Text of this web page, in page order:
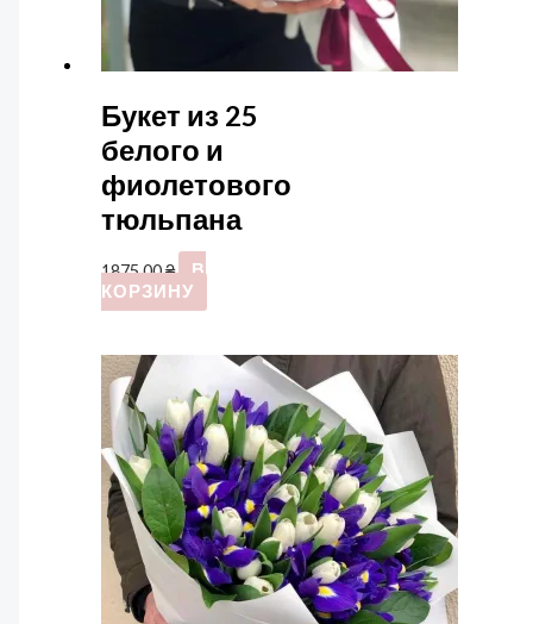
Букет из 25
белого и
фиолетового
тюльпана
1875,00₴
В
КОРЗИНУ